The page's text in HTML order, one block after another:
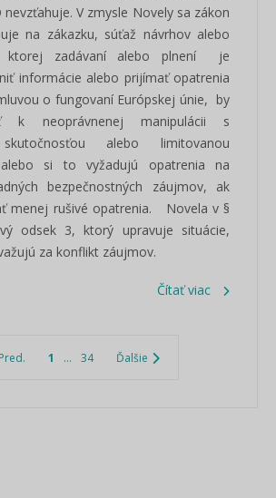
nevzťahuje. V zmysle Novely sa zákon
na zákazku, súťaž návrhov alebo
ktorej zadávaní alebo plnení je
informácie alebo prijímať opatrenia
o fungovaní Európskej únie, by
k neoprávnenej manipulácii s
alebo limitovanou
si to vyžadujú opatrenia na
bezpečnostných záujmov, ak
menej rušivé opatrenia. Novela v §
odsek 3, ktorý upravuje situácie,
za konflikt záujmov.
Čítať viac
Pred. 1 ... 34 Ďalšie